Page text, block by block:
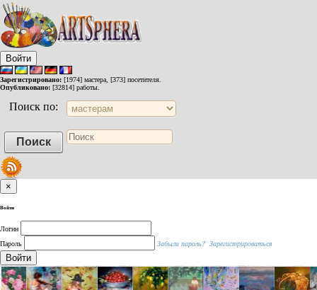
Войти
Зарегистрировано: [1974] мастера, [373] посетителя.
Опубликовано: [32814] работы.
Поиск по:
×
Войти
Логин
Пароль
Забыли пароль? Зарегистрироваться
Войти